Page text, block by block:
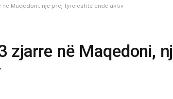
në Maqedoni, një prej tyre është ende aktiv
zjarre në Maqedoni,